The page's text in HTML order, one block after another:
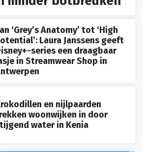
‘Grey’s Anatomy’ tot ‘High
Laura Janssens geeft
series een draagbaar
in Streamwear Shop in
en nijlpaarden
woonwijken in door
water in Kenia